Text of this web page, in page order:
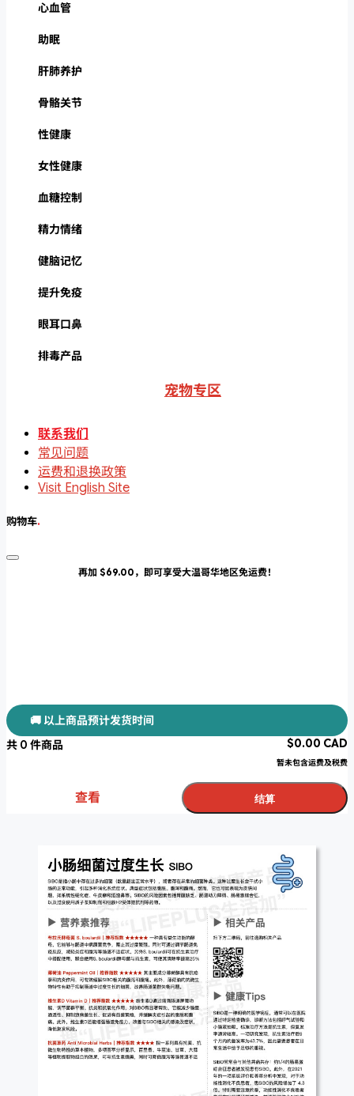
心血管
助眠
肝肺养护
骨骼关节
性健康
女性健康
血糖控制
精力情绪
健脑记忆
提升免疫
眼耳口鼻
排毒产品
宠物专区
联系我们
常见问题
运费和退换政策
Visit English Site
购物车.
再加 $69.00，即可享受大温哥华地区免运费！
🚚 以上商品预计发货时间
共 0 件商品 $0.00 CAD
暂未包含运费及税费
查看 结算